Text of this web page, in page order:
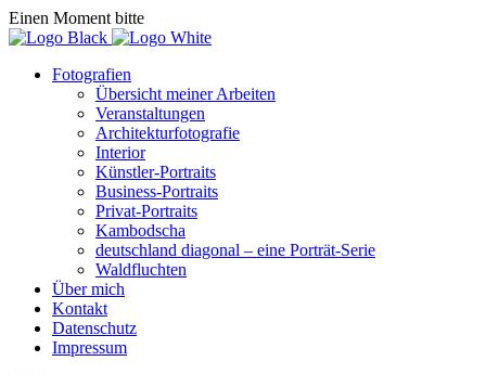
Einen Moment bitte
Fotografien
Übersicht meiner Arbeiten
Veranstaltungen
Architekturfotografie
Interior
Künstler-Portraits
Business-Portraits
Privat-Portraits
Kambodscha
deutschland diagonal – eine Porträt-Serie
Waldfluchten
Über mich
Kontakt
Datenschutz
Impressum